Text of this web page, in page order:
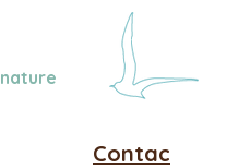
nature
Contac